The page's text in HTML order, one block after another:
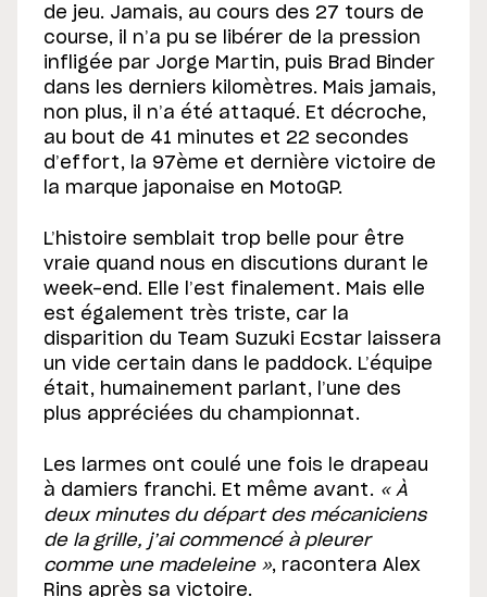
de jeu. Jamais, au cours des 27 tours de
course, il n’a pu se libérer de la pression
infligée par Jorge Martin, puis Brad Binder
dans les derniers kilomètres. Mais jamais,
non plus, il n’a été attaqué. Et décroche,
au bout de 41 minutes et 22 secondes
d’effort, la 97ème et dernière victoire de
la marque japonaise en MotoGP.
L’histoire semblait trop belle pour être
vraie quand nous en discutions durant le
week-end. Elle l’est finalement. Mais elle
est également très triste, car la
disparition du Team Suzuki Ecstar laissera
un vide certain dans le paddock. L’équipe
était, humainement parlant, l’une des
plus appréciées du championnat.
Les larmes ont coulé une fois le drapeau
à damiers franchi. Et même avant. « À
deux minutes du départ des mécaniciens
de la grille, j’ai commencé à pleurer
comme une madeleine », racontera Alex
Rins après sa victoire.